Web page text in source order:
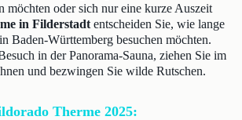
möchten oder sich nur eine kurze Auszeit
in Filderstadt entscheiden Sie, wie lange
Baden-Württemberg besuchen möchten.
in der Panorama-Sauna, ziehen Sie im
und bezwingen Sie wilde Rutschen.
Therme 2025: